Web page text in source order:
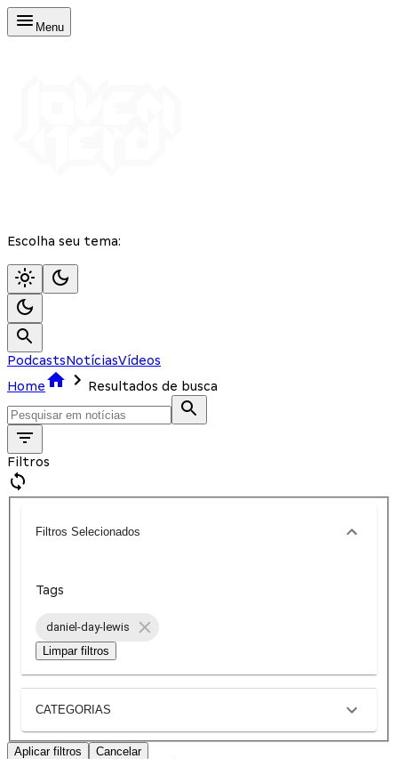
Menu
Escolha seu tema:
PodcastsNotíciasVídeos
Home
Resultados de busca
Filtros
Filtros Selecionados
Tags
daniel-day-lewis
Limpar filtros
CATEGORIAS
Aplicar filtros Cancelar